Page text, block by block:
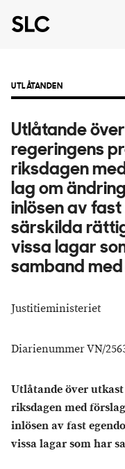
UTLÅTANDEN
Utlåtande
regeringens
riksdagen
lag om
inlösen av
särskilda
vissa lagar
samband
Justitieministeriet
Diarienummer VN/
Utlåtande över
riksdagen med
inlösen av fast
vissa lagar som har